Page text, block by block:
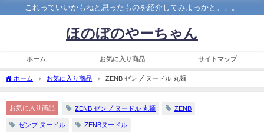
これっていいかもねと思ったものを紹介してみよっかと。。。
ほのぼのやーちゃん
ホーム お気に入り商品 サイトマップ
ホーム お気に入り商品 ZENB ゼンブ ヌードル 丸麺
お気に入り商品 ZENB ゼンブ ヌードル 丸麺 ZENB
ゼンブ ヌードル ZENBヌードル